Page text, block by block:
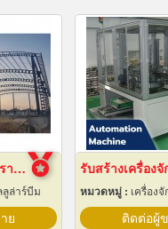
Cellular Beam ราคาโรงงาน
ลูล่าร์บีม
ย
หมวดหมู่ : เครื่องจักรก
ติดต่อผู้